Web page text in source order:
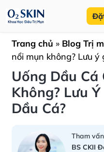
Trang chủ » Blog Trị
nổi mụn không? Lưu ý
Uống Dầu Cá
Không? Lưu
Dầu Cá?
Tham
BS CKII